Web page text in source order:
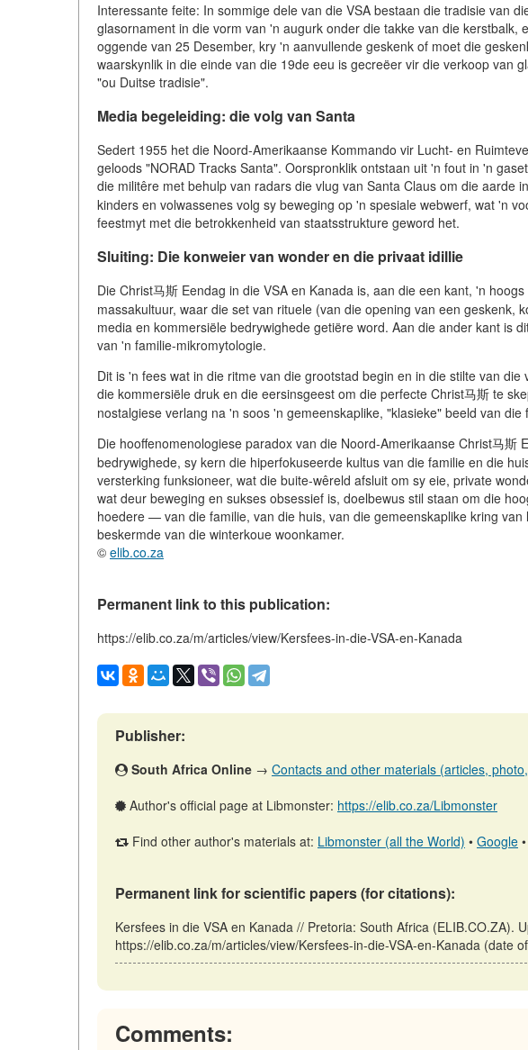
Interessante feite: In sommige dele van die VSA bestaan die tradisie van
glasornament in die vorm van 'n augurk onder die takke van die kerstbalk,
oggende van 25 Desember, kry 'n aanvullende geskenk of moet die
waarskynlik in die einde van die 19de eeu is gecreëer vir die verkoop van
"ou Duitse tradisie".
Media begeleiding: die volg van Santa
Sedert 1955 het die Noord-Amerikaanse Kommando vir Lucht- en
geloods "NORAD Tracks Santa". Oorspronklik ontstaan uit 'n fout in 'n
die militêre met behulp van radars die vlug van Santa Claus om die aarde
kinders en volwassenes volg sy beweging op 'n spesiale webwerf, wat 'n
feestmyt met die betrokkenheid van staatsstrukture geword het.
Sluiting: Die konweier van wonder en die privaat idillie
Die Christ马斯 Eendag in die VSA en Kanada is, aan die een kant, 'n
massakultuur, waar die set van rituele (van die opening van een geskenk,
media en kommersiële bedrywighede getiëre word. Aan die ander kant is
van 'n familie-mikromytologie.
Dit is 'n fees wat in die ritme van die grootstad begin en in die stilte van
die kommersiële druk en die eersinsgeest om die perfecte Christ马斯 te
nostalgiese verlang na 'n soos 'n gemeenskaplike, "klasieke" beeld van
Die hooffenomenologiese paradox van die Noord-Amerikaanse Christ马斯
bedrywighede, sy kern die hiperfokuseerde kultus van die familie en die
versterking funksioneer, wat die buite-wêreld afsluit om sy eie, private
wat deur beweging en sukses obsessief is, doelbewus stil staan om die
hoedere — van die familie, van die huis, van die gemeenskaplike kring
beskermde van die winterkoue woonkamer.
© elib.co.za
Permanent link to this publication:
https://elib.co.za/m/articles/view/Kersfees-in-die-VSA-en-Kanada
Publisher:
South Africa Online → Contacts and other materials (articles,
Author's official page at Libmonster: https://elib.co.za/Libmonster
Find other author's materials at: Libmonster (all the World) • Google •
Permanent link for scientific papers (for citations):
Kersfees in die VSA en Kanada // Pretoria: South Africa (ELIB.CO.ZA).
https://elib.co.za/m/articles/view/Kersfees-in-die-VSA-en-Kanada (date
Comments: